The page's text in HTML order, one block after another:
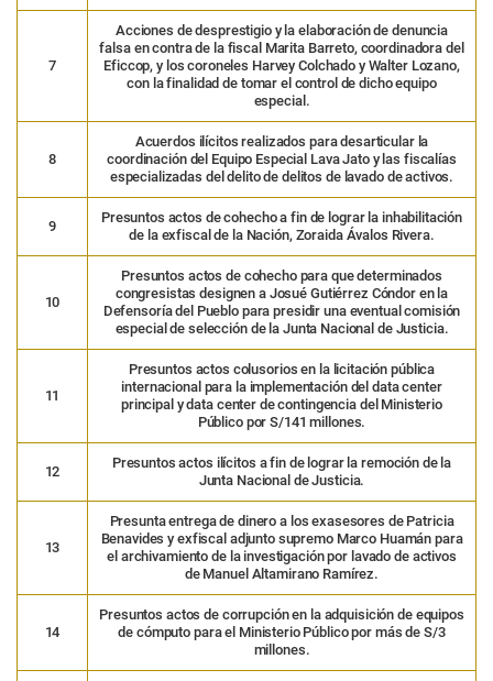
7
Acciones de desprestigio y la elaboración de denuncia
falsa en contra de la fiscal Marita Barreto, coordinadora del
Eficcop, y los coroneles Harvey Colchado y Walter Lozano,
con la finalidad de tomar el control de dicho equipo
especial.
8
Acuerdos ilícitos realizados para desarticular la
coordinación del Equipo Especial Lava Jato y las fiscalías
especializadas del delito de delitos de lavado de activos.
9
Presuntos actos de cohecho a fin de lograr la inhabilitación
de la exfiscal de la Nación, Zoraida Ávalos Rivera.
10
Presuntos actos de cohecho para que determinados
congresistas designen a Josué Gutiérrez Cóndor en la
Defensoría del Pueblo para presidir una eventual comisión
especial de selección de la Junta Nacional de Justicia.
11
Presuntos actos colusorios en la licitación pública
internacional para la implementación del data center
principal y data center de contingencia del Ministerio
Público por S/141 millones.
12
Presuntos actos ilícitos a fin de lograr la remoción de la
Junta Nacional de Justicia.
13
Presunta entrega de dinero a los exasesores de Patricia
Benavides y exfiscal adjunto supremo Marco Huamán para
el archivamiento de la investigación por lavado de activos
de Manuel Altamirano Ramírez.
14
Presuntos actos de corrupción en la adquisición de equipos
de cómputo para el Ministerio Público por más de S/3
millones.